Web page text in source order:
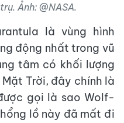
Ảnh: @NASA.
là vùng hình
động nhất trong vũ
tâm có khối lượng
Trời, đây chính là
gọi là sao Wolf-
lồ này đã mất đi